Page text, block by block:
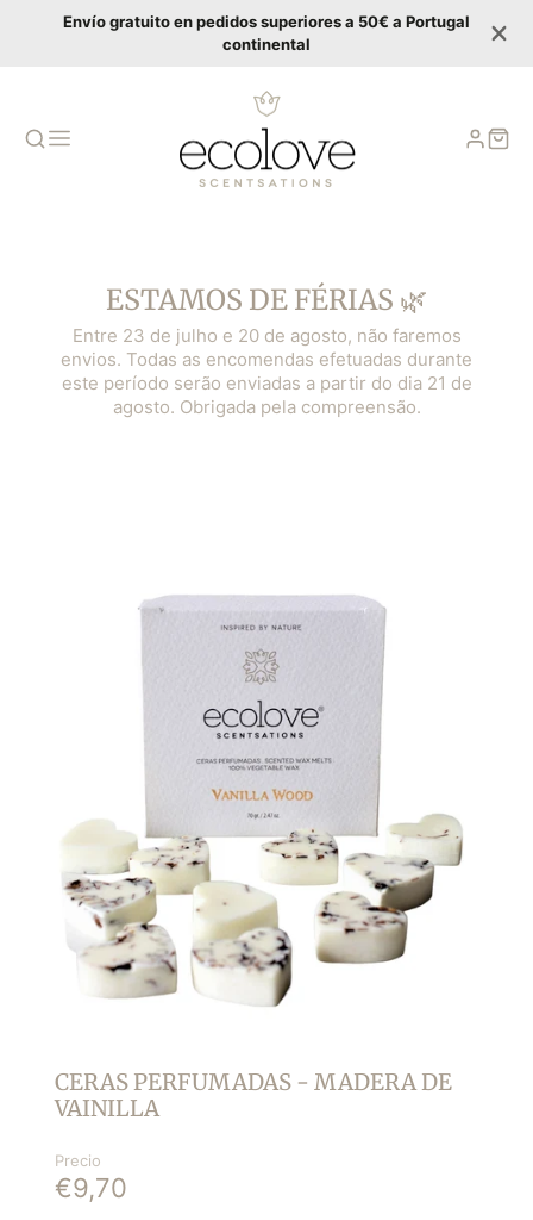
Envío gratuito en pedidos superiores a 50€ a Portugal
continental
ESTAMOS DE FÉRIAS 🌿
Entre 23 de julho e 20 de agosto, não faremos
envios. Todas as encomendas efetuadas durante
este período serão enviadas a partir do dia 21 de
agosto. Obrigada pela compreensão.
CERAS PERFUMADAS - MADERA DE
VAINILLA
Precio
€9,70